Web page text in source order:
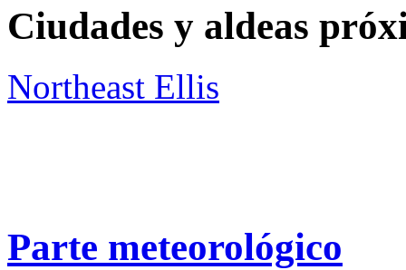
Ciudades y aldeas
Northeast Ellis
Parte meteorológico